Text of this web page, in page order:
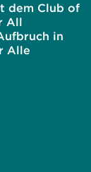
dem Club of
All
in
Alle